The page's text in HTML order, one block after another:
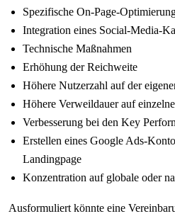
Spezifische On-Page-
Integration eines Social-Media-
Technische Maßnahmen
Erhöhung der Reichweite
Höhere Nutzerzahl auf der
Höhere Verweildauer auf
Verbesserung bei den Key
Erstellen eines Google Ads-
Landingpage
Konzentration auf globale oder
Ausformuliert könnte eine